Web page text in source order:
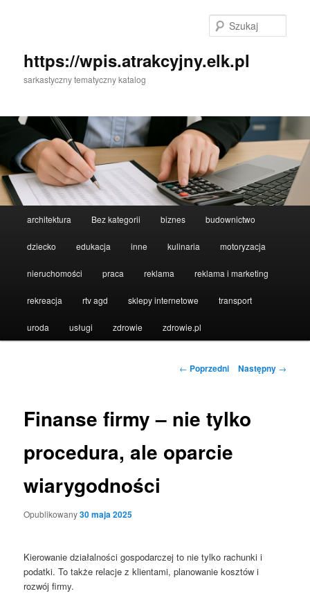
https://wpis.atrakcyjny.elk.pl
sarkastyczny tematyczny katalog
architektura Bez kategorii biznes budownictwo
dziecko edukacja inne kulinaria motoryzacja
nieruchomości praca reklama reklama i marketing
rekreacja rtv agd sklepy internetowe transport
uroda usługi zdrowie zdrowie.pl
Nawigacja
← Poprzedni Następny →
Finanse firmy – nie tylko
procedura, ale oparcie
wiarygodności
Opublikowany30 maja 2025
Kierowanie działalności gospodarczej to nie tylko rachunki i
podatki. To także relacje z klientami, planowanie kosztów i
rozwój firmy.